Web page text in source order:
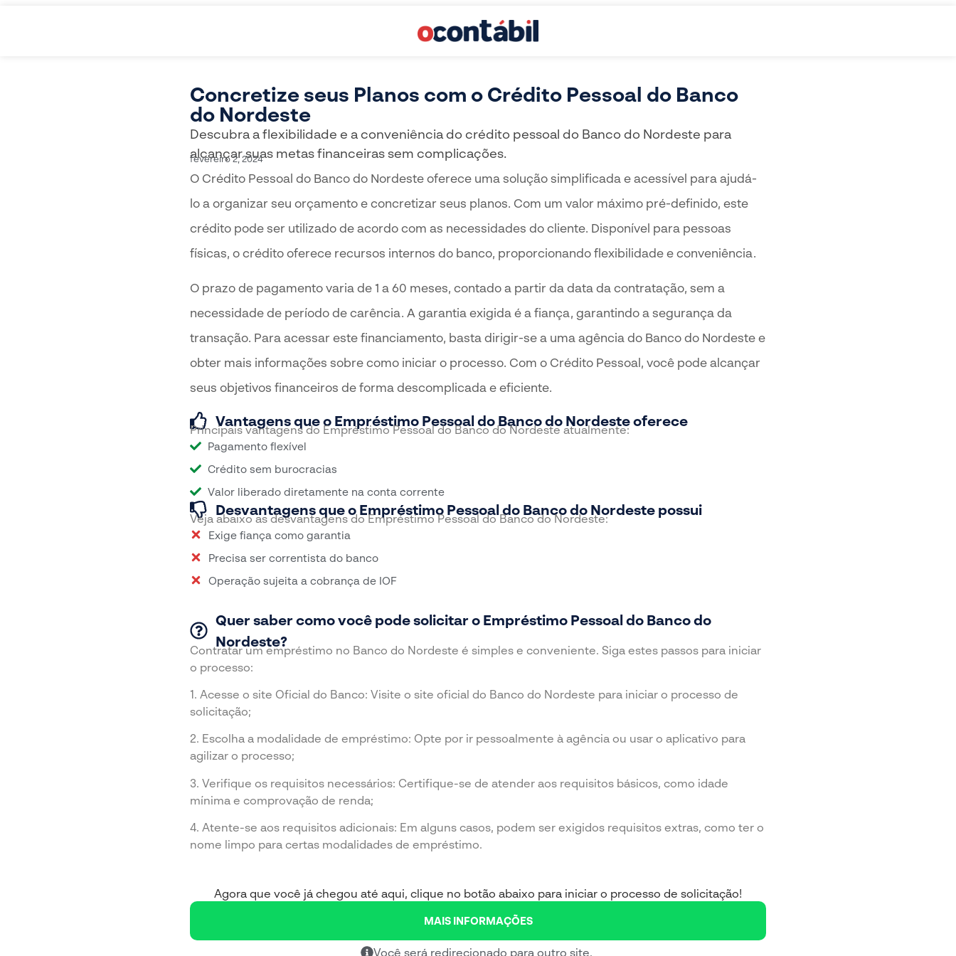
Concretize seus Planos com o Crédito Pessoal do Banco
do Nordeste
Descubra a flexibilidade e a conveniência do crédito pessoal do Banco do Nordeste para
alcançar suas metas financeiras sem complicações.
fevereiro 2, 2024
O Crédito Pessoal do Banco do Nordeste oferece uma solução simplificada e acessível para ajudá-
lo a organizar seu orçamento e concretizar seus planos. Com um valor máximo pré-definido, este
crédito pode ser utilizado de acordo com as necessidades do cliente. Disponível para pessoas
físicas, o crédito oferece recursos internos do banco, proporcionando flexibilidade e conveniência.
O prazo de pagamento varia de 1 a 60 meses, contado a partir da data da contratação, sem a
necessidade de período de carência. A garantia exigida é a fiança, garantindo a segurança da
transação. Para acessar este financiamento, basta dirigir-se a uma agência do Banco do Nordeste e
obter mais informações sobre como iniciar o processo. Com o Crédito Pessoal, você pode alcançar
seus objetivos financeiros de forma descomplicada e eficiente.
Vantagens que o Empréstimo Pessoal do Banco do Nordeste oferece
Principais vantagens do Empréstimo Pessoal do Banco do Nordeste atualmente:
Pagamento flexível
Crédito sem burocracias
Valor liberado diretamente na conta corrente
Desvantagens que o Empréstimo Pessoal do Banco do Nordeste possui
Veja abaixo as desvantagens do Empréstimo Pessoal do Banco do Nordeste:
Exige fiança como garantia
Precisa ser correntista do banco
Operação sujeita a cobrança de IOF
Quer saber como você pode solicitar o Empréstimo Pessoal do Banco do
Nordeste?
Contratar um empréstimo no Banco do Nordeste é simples e conveniente. Siga estes passos para iniciar
o processo:
1. Acesse o site Oficial do Banco: Visite o site oficial do Banco do Nordeste para iniciar o processo de
solicitação;
2. Escolha a modalidade de empréstimo: Opte por ir pessoalmente à agência ou usar o aplicativo para
agilizar o processo;
3. Verifique os requisitos necessários: Certifique-se de atender aos requisitos básicos, como idade
mínima e comprovação de renda;
4. Atente-se aos requisitos adicionais: Em alguns casos, podem ser exigidos requisitos extras, como ter o
nome limpo para certas modalidades de empréstimo.
Agora que você já chegou até aqui, clique no botão abaixo para iniciar o processo de solicitação!
MAIS INFORMAÇÕES
Você será redirecionado para outro site.